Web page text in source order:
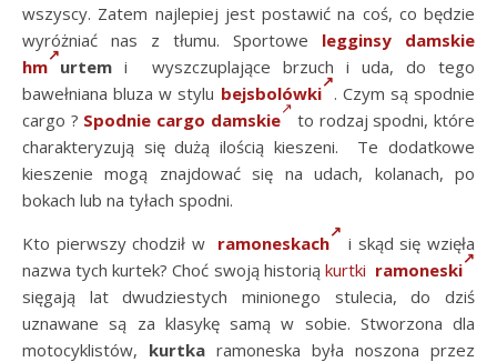
wszyscy. Zatem najlepiej jest postawić na coś, co będzie
wyróżniać nas z tłumu. Sportowe legginsy damskie
hm urtem i wyszczuplające brzuch i uda, do tego
bawełniana bluza w stylu bejsbolówki
. Czym są spodnie
cargo ? Spodnie cargo damskie
to rodzaj spodni, które
charakteryzują się dużą ilością kieszeni. Te dodatkowe
kieszenie mogą znajdować się na udach, kolanach, po
bokach lub na tyłach spodni.
Kto pierwszy chodził w ramoneskach
i skąd się wzięła
nazwa tych kurtek? Choć swoją historią kurtki ramoneski
sięgają lat dwudziestych minionego stulecia, do dziś
uznawane są za klasykę samą w sobie. Stworzona dla
motocyklistów, kurtka ramoneska była noszona przez